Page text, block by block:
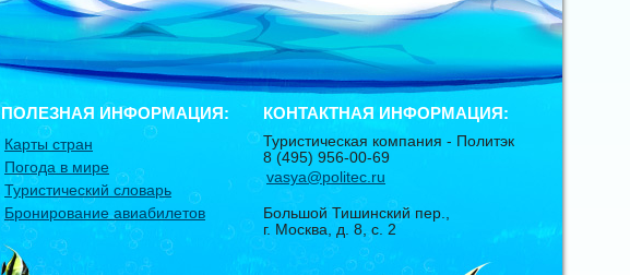
ПОЛЕЗНАЯ ИНФОРМАЦИЯ:
Карты стран
Погода в мире
Туристический словарь
Бронирование авиабилетов
КОНТАКТНАЯ ИНФОРМАЦИЯ:
Туристическая компания - Политэк
8 (495) 956-00-69
vasya@politec.ru
Большой Тишинский пер.,
г. Москва
д. 8, с. 2